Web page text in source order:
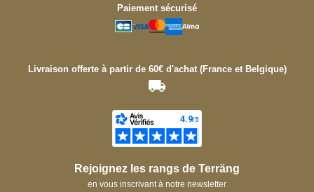
Paiement sécurisé
Livraison offerte à partir de 60€ d'achat (France et Belgique)
Rejoignez les rangs de Terräng
en vous inscrivant à notre newsletter